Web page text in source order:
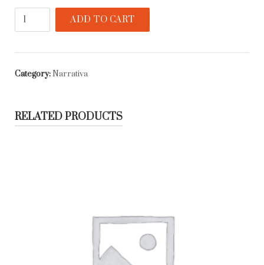
Jardín
ADD TO CART
Category:Narrativa
RELATED PRODUCTS